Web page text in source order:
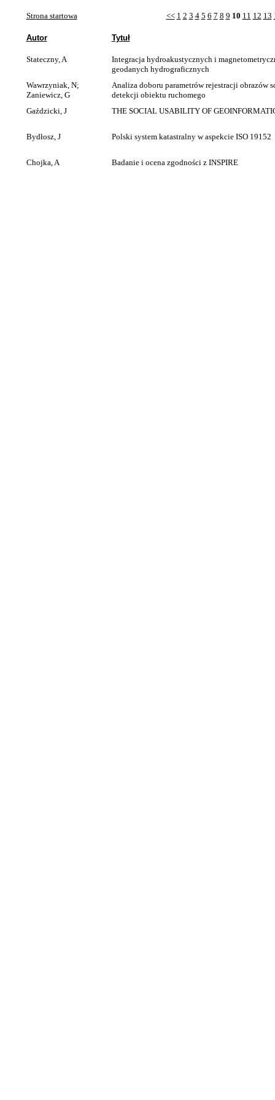
Strona startowa << 1 2 3 4 5 6 7 8 9 10 11 12 13
Autor Tytuł
Stateczny, A
Integracja hydroakustycznych i
geodanych hydrograficznych
Wawrzyniak, N;
Zaniewicz, G
Analiza doboru parametrów rejestracji obrazów
detekcji obiektu ruchomego
Gaździcki, J
THE SOCIAL USABILITY OF
Bydłosz, J Polski system katastralny w aspekcie ISO 19152
Chojka, A Badanie i ocena zgodności z INSPIRE